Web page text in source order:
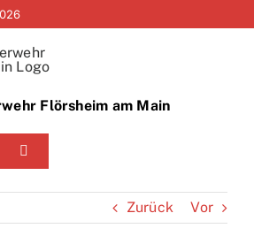
Flörsheim am Main
Toggle
Zurück Vor